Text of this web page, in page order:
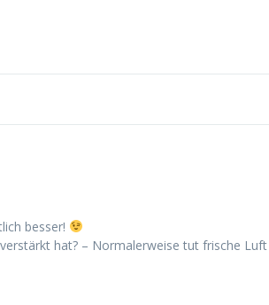
besser!
hat? – Normalerweise tut frische Luft